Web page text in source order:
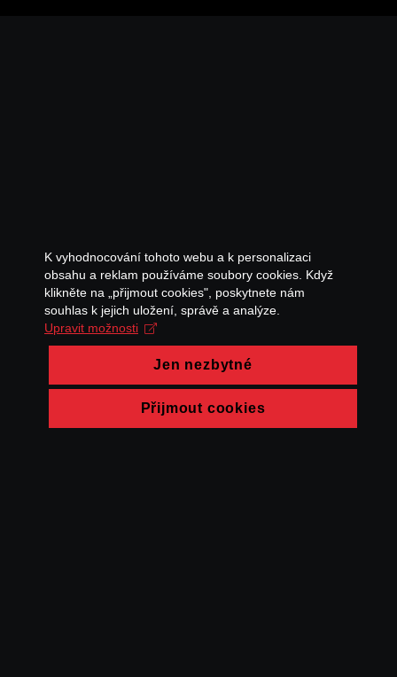
K vyhodnocování tohoto webu a k personalizaci
obsahu a reklam používáme soubory cookies. Když
klikněte na „přijmout cookies", poskytnete nám
souhlas k jejich uložení, správě a analýze.
Upravit možnosti
Jen nezbytné
Přijmout cookies